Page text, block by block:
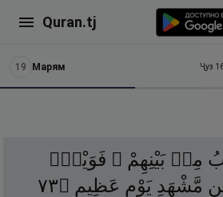
Quran.tj
19 Марям Ҷуз
مِنۢ بَيْنِهِمْ ۖ فَوَيْلٌۭ
مَّشْهَدِ يَوْمٍ عَظِيمٍ ۝٣٧